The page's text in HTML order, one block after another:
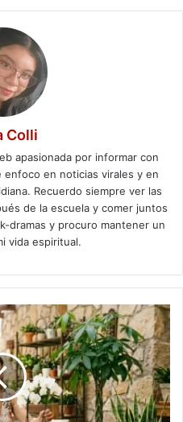
Colli
apasionada por informar con
enfoco en noticias virales y en
Recuerdo siempre ver las
de la escuela y comer juntos
dramas y procuro mantener un
vida espiritual.